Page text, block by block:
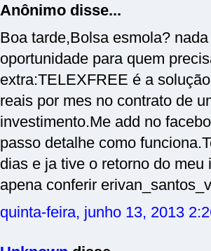
Anônimo disse...
Boa tarde,Bolsa esmola?
oportunidade para quem
extra:TELEXFREE é a
reais por mes no contrato de
investimento.Me add no
passo detalhe como
dias e ja tive o retorno do meu
apena conferir
quinta-feira, junho 13, 2013